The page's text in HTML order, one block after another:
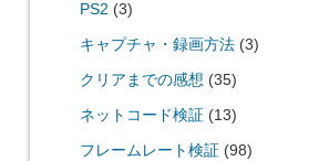
PS2 (3)
キャプチャ・録画方法(3)
クリアまでの感想 (35)
ネットコード検証 (13)
フレームレート検証 (98)